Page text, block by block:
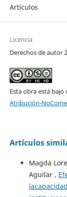
Artículos
Licencia
Derechos de autor
Esta obra está
Atribución-
Artículos
Magda
Aguilar ,